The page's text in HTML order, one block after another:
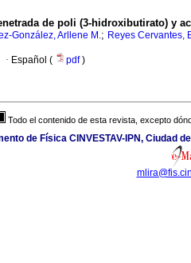
de poli (3-hidroxibutirato) y
González, Arllene M.; Reyes Cervantes,
· Español ( pdf)
Todo el contenido de esta revista, excepto
de Física CINVESTAV-IPN, Ciudad